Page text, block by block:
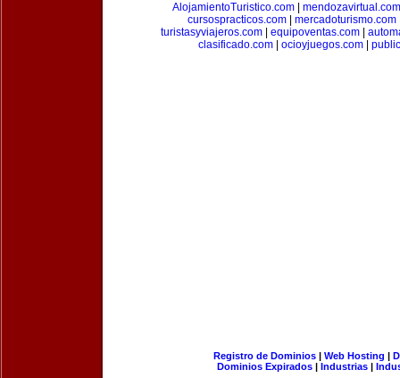
AlojamientoTuristico.com
mendozavirtual.com
cursospracticos.com| mercadoturismo.com
turistasyviajeros.com
equipoventas.com
clasificado.com
ocioyjuegos.com
Registro de Dominios| Web Hosting |
Dominios Expirados | Industrias |